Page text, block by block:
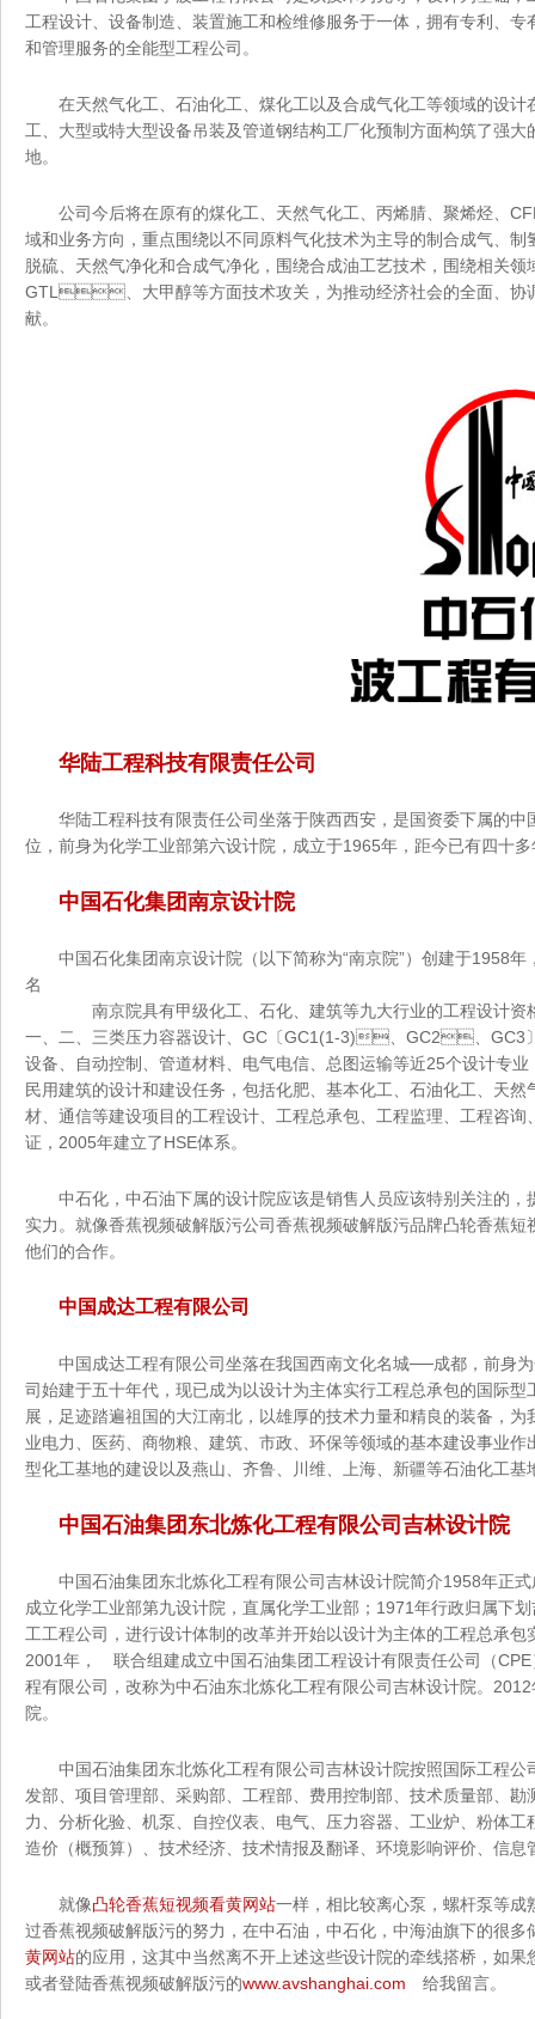
工程设计、设备制造、装置施工和检维修服务于一体，拥有专利
和管理服务的全能型工程公司。
在天然气化工、石油化工、煤化工以及合成气化工等领域的
工、大型或特大型设备吊装及管道钢结构工厂化预制方面构筑了强
地。
公司今后将在原有的煤化工、天然气化工、丙烯腈、聚烯烃
域和业务方向，重点围绕以不同原料气化技术为主导的制合成气
脱硫、天然气净化和合成气净化，围绕合成油工艺技术，围绕相
GTL、大甲醇等方面技术攻关，为推动经济社会的全面、协调
献。
华陆工程科技有限责任公司
华陆工程科技有限责任公司坐落于陕西西安，是国资委下属的
位，前身为化学工业部第六设计院，成立于1965年，距今已有四十
中国石化集团南京设计院
中国石化集团南京设计院（以下简称为“南京院”）创建于1958年
名
南京院具有甲级化工、石化、建筑等九大行业的工程设计资格
一、二、三类压力容器设计、GC〔GC1(1-3)、GC2、GC3〕
设备、自动控制、管道材料、电气电信、总图运输等近25个设
民用建筑的设计和建设任务，包括化肥、基本化工、石油化工、天然气化工
材、通信等建设项目的工程设计、工程总承包、工程监理、工
证，2005年建立了HSE体系。
中石化，中石油下属的设计院应该是销售人员应该特别关注的，
实力。就像香蕉视频破解版污公司香蕉视频破解版污品牌凸轮香蕉短
他们的合作。
中国成达工程有限公司
中国成达工程有限公司坐落在我国西南文化名城──成都，前身为
司始建于五十年代，现已成为以设计为主体实行工程总承包的国际型
展，足迹踏遍祖国的大江南北，以雄厚的技术力量和精良的装备，为我
业电力、医药、商物粮、建筑、市政、环保等领域的基本建设事
型化工基地的建设以及燕山、齐鲁、川维、上海、新疆等石油化工基
中国石油集团东北炼化工程有限公司吉林设计院
中国石油集团东北炼化工程有限公司吉林设计院简介1958年正式成
成立化学工业部第九设计院，直属化学工业部；1971年行政归属下
工工程公司，进行设计体制的改革并开始以设计为主体的工程总承包
2001年， 联合组建成立中国石油集团工程设计有限责任公司（
程有限公司，改称为中石油东北炼化工程有限公司吉林设计院。
院。
中国石油集团东北炼化工程有限公司吉林设计院按照国际工程公
发部、项目管理部、采购部、工程部、费用控制部、技术质量部
力、分析化验、机泵、自控仪表、电气、压力容器、工业炉、粉体工
造价（概预算）、技术经济、技术情报及翻译、环境影响评价、信息
就像凸轮香蕉短视频看黄网站一样，相比较离心泵，螺杆泵
过香蕉视频破解版污的努力，在中石油，中石化，中海油旗下
黄网站的应用，这其中当然离不开上述这些设计院的牵线搭桥，
或者登陆香蕉视频破解版污的www.avshanghai.com 给我留言。